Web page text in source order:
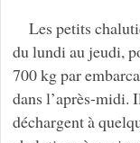
Les petits
du lundi au jeudi,
700 kg par
dans l’après-midi.
déchargent à